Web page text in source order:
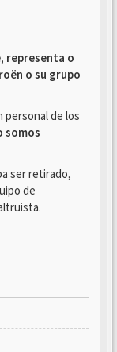
representa o
o su grupo
personal de los
somos
ser retirado,
de